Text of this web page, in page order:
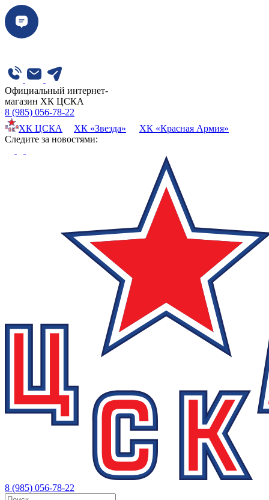
Официальный интернет-
магазин ХК ЦСКА
8 (985) 056-78-22
ХК ЦСКА
ХК «Звезда»
ХК «Красная Армия»
Cледите за новостями:
8 (985) 056-78-22